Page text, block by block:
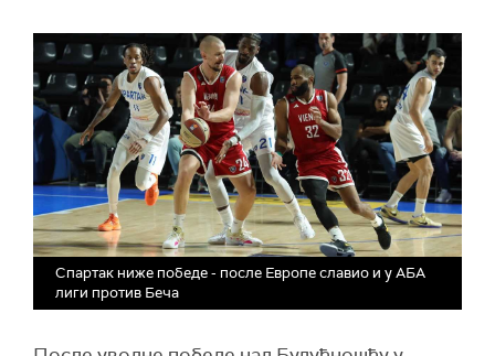
Спартак ниже победе - после Европе славио и у АБА
лиги против Беча